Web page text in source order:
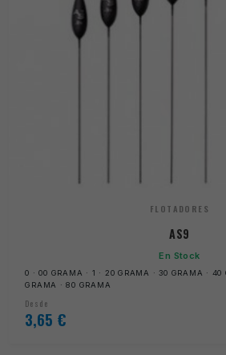
FLOTADORES
AS9
En Stock
0 · 00 GRAMA · 1 · 20 GRAMA · 30 GRAMA ·
GRAMA · 80 GRAMA
Desde
3,65 €